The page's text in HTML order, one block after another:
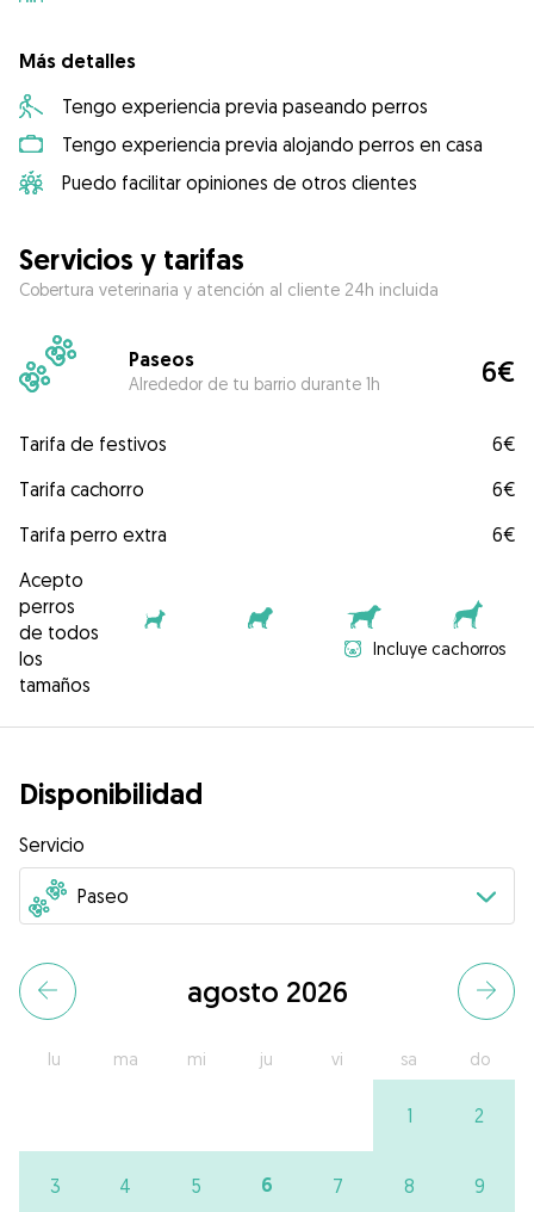
Más detalles
Tengo experiencia previa paseando perros
Tengo experiencia previa alojando perros en casa
Puedo facilitar opiniones de otros clientes
Servicios y tarifas
Cobertura veterinaria y atención al cliente 24h incluida
Paseos
Alrededor de tu barrio durante 1h 6€
Tarifa de festivos
6€
Tarifa cachorro
6€
Tarifa perro extra
6€
Acepto
perros
de todos
los
tamaños
Incluye cachorros
Disponibilidad
Servicio
agosto 2026
lu ma mi ju vi sa do
1 2
3 4 5 6 7 8 9